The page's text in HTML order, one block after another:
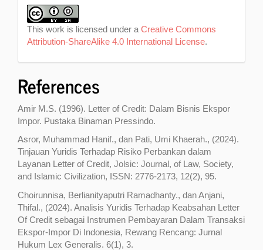
This work is licensed under a Creative Commons
Attribution-ShareAlike 4.0 International License.
References
Amir M.S. (1996). Letter of Credit: Dalam Bisnis Ekspor
Impor. Pustaka Binaman Pressindo.
Asror, Muhammad Hanif., dan Pati, Umi Khaerah., (2024).
Tinjauan Yuridis Terhadap Risiko Perbankan dalam
Layanan Letter of Credit, Jolsic: Journal, of Law, Society,
and Islamic Civilization, ISSN: 2776-2173, 12(2), 95.
Choirunnisa, Berlianityaputri Ramadhanty., dan Anjani,
Thifal., (2024). Analisis Yuridis Terhadap Keabsahan Letter
Of Credit sebagai Instrumen Pembayaran Dalam Transaksi
Ekspor-Impor Di Indonesia, Rewang Rencang: Jurnal
Hukum Lex Generalis. 6(1), 3.